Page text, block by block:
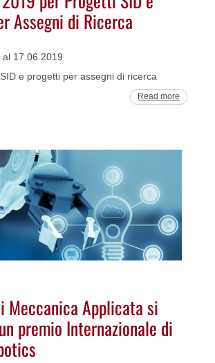
Assegni di Ricerca
17.06.2019
e progetti per assegni di ricerca
Read more
Meccanica Applicata si
premio Internazionale di